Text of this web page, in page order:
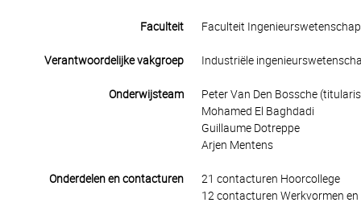
Faculteit Faculteit
Verantwoordelijke vakgroep Industriële
Onderwijsteam
Peter Van Den Bossche
Mohamed El Baghdadi
Guillaume Dotreppe
Arjen Mentens
Onderdelen en contacturen
21 contacturen Hoorcollege
12 contacturen Werkvormen en